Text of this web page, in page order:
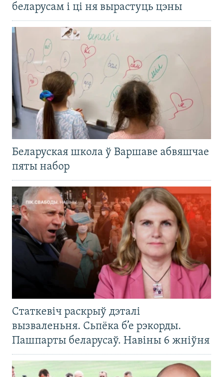
беларусам і ці ня вырастуць цэны
Беларуская школа ў Варшаве абвяшчае
пяты набор
Статкевіч раскрыў дэталі
вызваленьня. Сьпёка б’е рэкорды.
Пашпарты беларусаў. Навіны 6 жніўня